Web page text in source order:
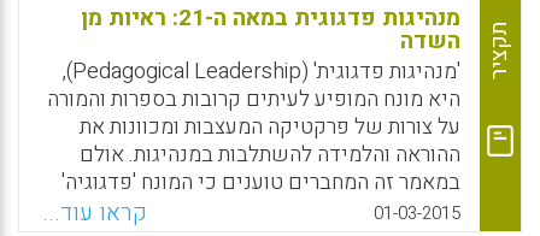
תקציר
מנהיגות פדגוגית במאה ה-21: ראיות מן
השדה
'מנהיגות פדגוגית' (Pedagogical Leadership),
היא מונח המופיע לעיתים קרובות בספרות והמורה
על צורות של פרקטיקה המעצבות ומכוונות את
ההוראה והלמידה להשתלבות במנהיגות. אולם
במאמר זה המחברים טוענים כי המונח 'פדגוגיה'
הופך לרב-משמעי בעת שהוא מצורף למושג
01-03-2015 קראו עוד...